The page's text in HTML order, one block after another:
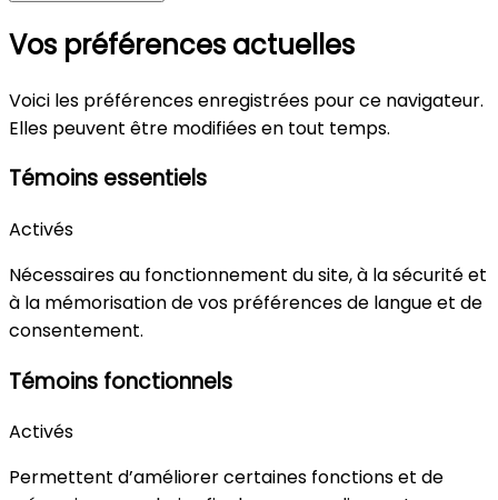
Vos préférences actuelles
Voici les préférences enregistrées pour ce navigateur.
Elles peuvent être modifiées en tout temps.
Témoins essentiels
Activés
Nécessaires au fonctionnement du site, à la sécurité et
à la mémorisation de vos préférences de langue et de
consentement.
Témoins fonctionnels
Activés
Permettent d’améliorer certaines fonctions et de